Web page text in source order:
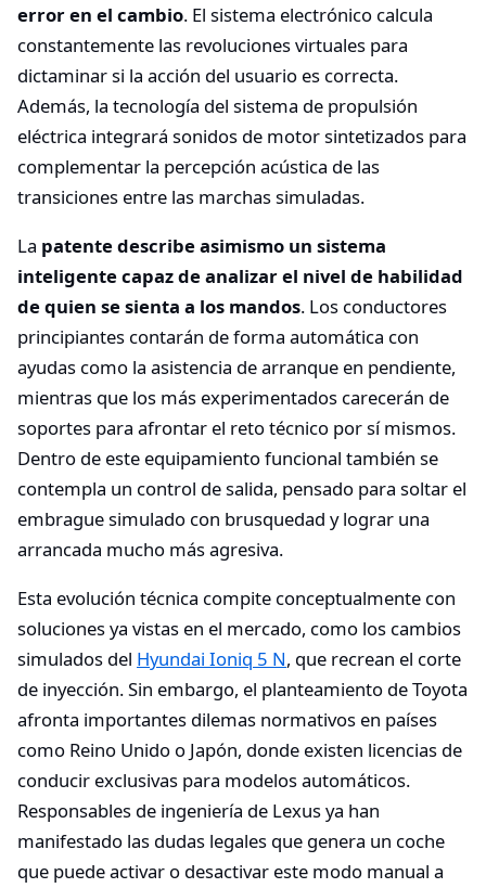
error en el cambio. El sistema electrónico calcula
constantemente las revoluciones virtuales para
dictaminar si la acción del usuario es correcta.
Además, la tecnología del sistema de propulsión
eléctrica integrará sonidos de motor sintetizados para
complementar la percepción acústica de las
transiciones entre las marchas simuladas.
La patente describe asimismo un sistema
inteligente capaz de analizar el nivel de habilidad
de quien se sienta a los mandos. Los conductores
principiantes contarán de forma automática con
ayudas como la asistencia de arranque en pendiente,
mientras que los más experimentados carecerán de
soportes para afrontar el reto técnico por sí mismos.
Dentro de este equipamiento funcional también se
contempla un control de salida, pensado para soltar el
embrague simulado con brusquedad y lograr una
arrancada mucho más agresiva.
Esta evolución técnica compite conceptualmente con
soluciones ya vistas en el mercado, como los cambios
simulados del Hyundai Ioniq 5 N, que recrean el corte
de inyección. Sin embargo, el planteamiento de Toyota
afronta importantes dilemas normativos en países
como Reino Unido o Japón, donde existen licencias de
conducir exclusivas para modelos automáticos.
Responsables de ingeniería de Lexus ya han
manifestado las dudas legales que genera un coche
que puede activar o desactivar este modo manual a